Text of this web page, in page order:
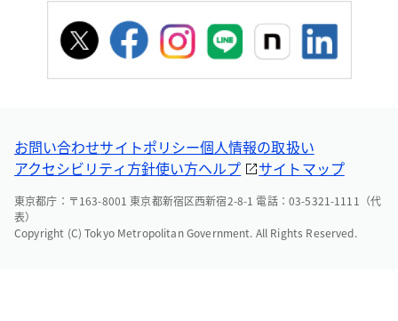
お問い合わせサイトポリシー個人情報の取扱い
アクセシビリティ方針使い方ヘルプ サイトマップ
東京都庁：〒163-8001 東京都新宿区西新宿2-8-1 電話：03-5321-1111（代
表）
Copyright (C) Tokyo Metropolitan Government. All Rights Reserved.